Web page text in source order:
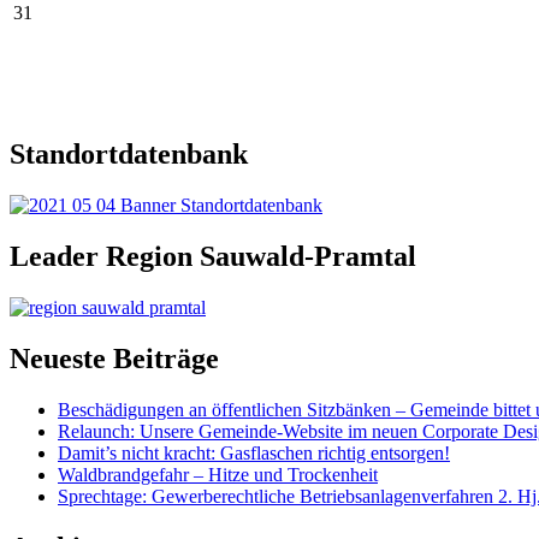
31
Standortdatenbank
Leader Region Sauwald-Pramtal
Neueste Beiträge
Beschädigungen an öffentlichen Sitzbänken – Gemeinde
Relaunch: Unsere Gemeinde-Website im neuen Corporate
Damit’s nicht kracht: Gasflaschen richtig entsorgen!
Waldbrandgefahr – Hitze und Trockenheit
Sprechtage: Gewerberechtliche Betriebsanlagenverfahren 2.